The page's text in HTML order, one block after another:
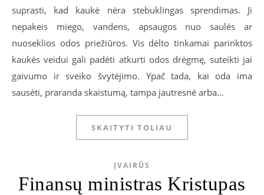
suprasti, kad kaukė nėra stebuklingas sprendimas. Ji
nepakeis miego, vandens, apsaugos nuo saulės ar
nuoseklios odos priežiūros. Vis dėlto tinkamai parinktos
kaukės veidui gali padėti atkurti odos drėgmę, suteikti jai
gaivumo ir sveiko švytėjimo. Ypač tada, kai oda ima
sausėti, praranda skaistumą, tampa jautresnė arba…
SKAITYTI TOLIAU
ĮVAIRŪS
Finansų ministras Kristupas